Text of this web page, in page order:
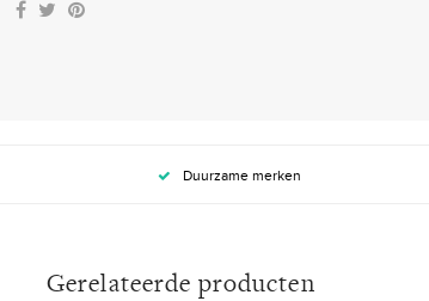
Duurzame merken
Gerelateerde producten